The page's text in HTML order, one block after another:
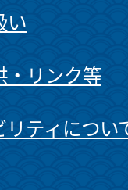
い
・リンク等
ティについ